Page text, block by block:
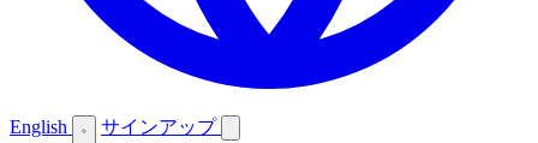
English サインアップ